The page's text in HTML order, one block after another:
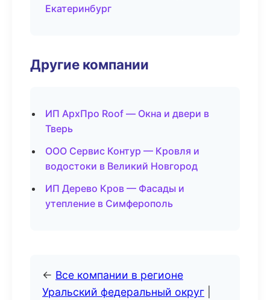
Екатеринбург
Другие компании
ИП АрхПро Roof — Окна и двери в
Тверь
ООО Сервис Контур — Кровля и
водостоки в Великий Новгород
ИП Дерево Кров — Фасады и
утепление в Симферополь
← Все компании в регионе
Уральский федеральный округ